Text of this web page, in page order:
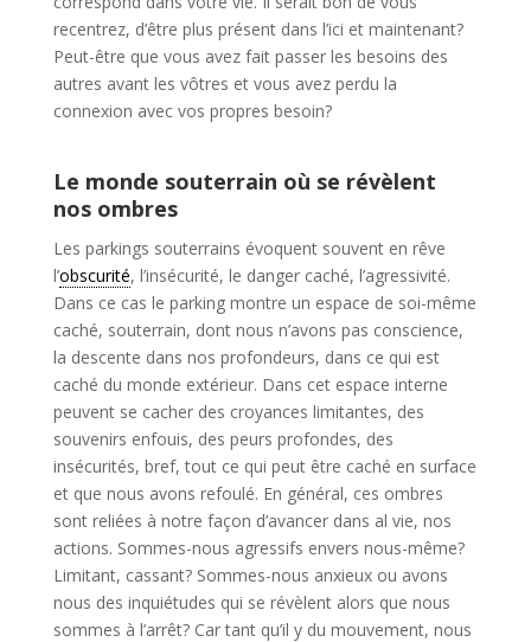
recentrez, d’être plus présent dans l’ici et maintenant?
Peut-être que vous avez fait passer les besoins des
autres avant les vôtres et vous avez perdu la
connexion avec vos propres besoin?
Le monde souterrain où se révèlent
nos ombres
Les parkings souterrains évoquent souvent en rêve
l’obscurité, l’insécurité, le danger caché, l’agressivité.
Dans ce cas le parking montre un espace de soi-même
caché, souterrain, dont nous n’avons pas conscience,
la descente dans nos profondeurs, dans ce qui est
caché du monde extérieur. Dans cet espace interne
peuvent se cacher des croyances limitantes, des
souvenirs enfouis, des peurs profondes, des
insécurités, bref, tout ce qui peut être caché en surface
et que nous avons refoulé. En général, ces ombres
sont reliées à notre façon d’avancer dans al vie, nos
actions. Sommes-nous agressifs envers nous-même?
Limitant, cassant? Sommes-nous anxieux ou avons
nous des inquiétudes qui se révèlent alors que nous
sommes à l’arrêt? Car tant qu’il y du mouvement, nous